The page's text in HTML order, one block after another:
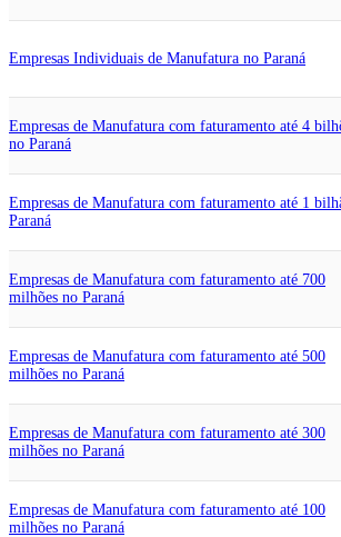
Empresas Individuais de Manufatura no Paraná
Empresas de Manufatura com faturamento até 4
no Paraná
Empresas de Manufatura com faturamento até 1
Paraná
Empresas de Manufatura com faturamento até 700
milhões no Paraná
Empresas de Manufatura com faturamento até 500
milhões no Paraná
Empresas de Manufatura com faturamento até 300
milhões no Paraná
Empresas de Manufatura com faturamento até 100
milhões no Paraná